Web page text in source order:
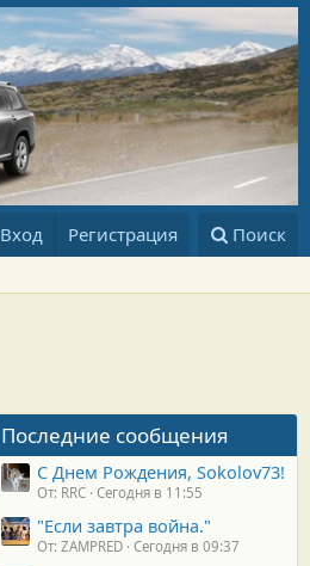
Вход Регистрация Поиск
Последние сообщения
С Днем Рождения, Sokolov73!
От: RRC Сегодня в 11:55
"Если завтра война."
От: ZAMPRED Сегодня в 09:37